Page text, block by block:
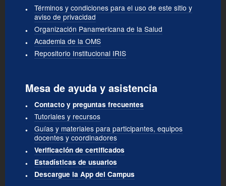
Términos y condiciones para el uso de este sitio y
aviso de privacidad
Organización Panamericana de la Salud
Academia de la OMS
Repositorio Institucional IRIS
Mesa de ayuda y asistencia
Contacto y preguntas frecuentes
Tutoriales y recursos
Guías y materiales para participantes, equipos
docentes y coordinadores
Verificación de certificados
Estadísticas de usuarios
Descargue la App del Campus